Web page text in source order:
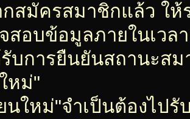
กสมัครสมาชิกแล้ว ใ
สอบข้อมูลภายในเว
รับการยืนยันสถานะส
หม่"
นใหม่"จำเป็นต้องไป